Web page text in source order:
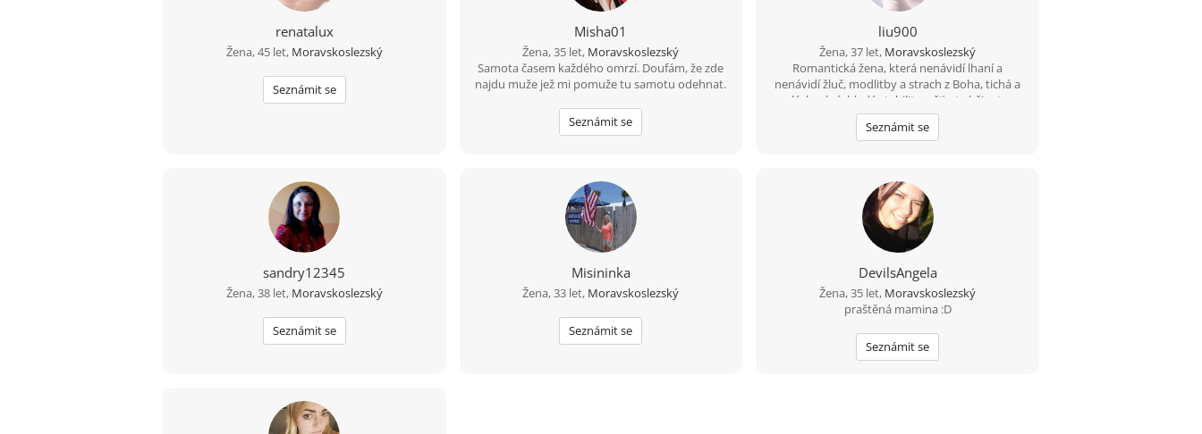
renatalux
Žena, 45 let, Moravskoslezský
Seznámit se
Misha01
Žena, 35 let, Moravskoslezský
Samota časem každého omrzí. Doufám, že zde
najdu muže jež mi pomuže tu samotu odehnat.
Seznámit se
liu900
Žena, 37 let, Moravskoslezský
Romantická žena, která nenávidí lhaní a
nenávidí žluč, modlitby a strach z Boha, tichá a
láskyplná, hledá stabilitu a šťastný život.
Seznámit se
sandry12345
Žena, 38 let, Moravskoslezský
Seznámit se
Misininka
Žena, 33 let, Moravskoslezský
Seznámit se
DevilsAngela
Žena, 35 let, Moravskoslezský
praštěná mamina :D
Seznámit se